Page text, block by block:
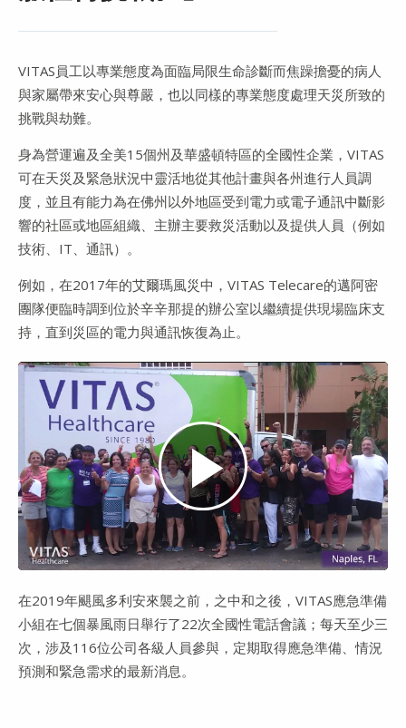
VITAS員工以專業態度為面臨局限生命診斷而焦躁擔憂的病人
與家屬帶來安心與尊嚴，也以同樣的專業態度處理天災所致的
挑戰與劫難。
身為營運遍及全美15個州及華盛頓特區的全國性企業，VITAS
可在天災及緊急狀況中靈活地從其他計畫與各州進行人員調
度，並且有能力為在佛州以外地區受到電力或電子通訊中斷影
響的社區或地區組織、主辦主要救災活動以及提供人員（例如
技術、IT、通訊）。
例如，在2017年的艾爾瑪風災中，VITAS Telecare的邁阿密
團隊便臨時調到位於辛辛那提的辦公室以繼續提供現場臨床支
持，直到災區的電力與通訊恢復為止。
Play
Video
在2019年颶風多利安來襲之前，之中和之後，VITAS應急準備
小組在七個暴風雨日舉行了22次全國性電話會議；每天至少三
次，涉及116位公司各級人員參與，定期取得應急準備、情況
預測和緊急需求的最新消息。